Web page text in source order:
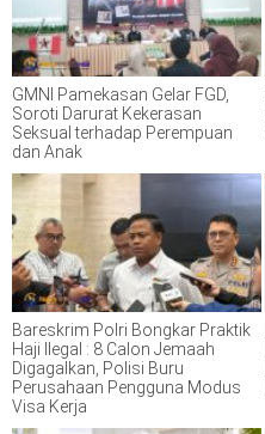
GMNI Pamekasan Gelar FGD,
Soroti Darurat Kekerasan
Seksual terhadap Perempuan
dan Anak
Bareskrim Polri Bongkar Praktik
Haji Ilegal : 8 Calon Jemaah
Digagalkan, Polisi Buru
Perusahaan Pengguna Modus
Visa Kerja